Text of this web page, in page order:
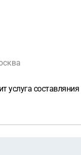
услуга составляния